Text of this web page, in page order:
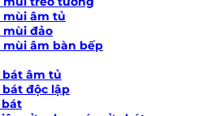
mùi âm tủ
mùi đảo
mùi âm bàn bếp
bát âm tủ
bát độc lập
bát